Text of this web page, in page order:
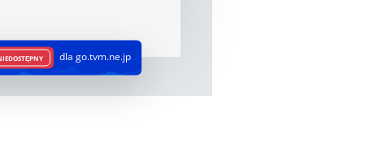
dla go.tvm.ne.jp